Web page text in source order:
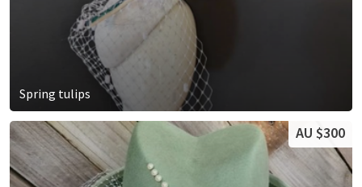
Spring tulips
AU $300